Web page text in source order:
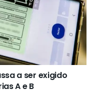
a ser exigido
A e B